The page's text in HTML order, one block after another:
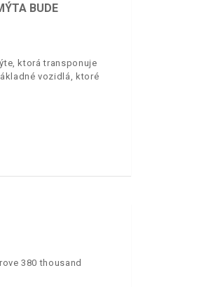
BUDE
ktorá transponuje
vozidlá, ktoré
380 thousand